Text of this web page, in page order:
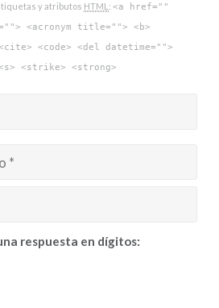
y atributos HTML :<a href=""
<acronym title=""> <b>
<code> <del datetime="">
<strike> <strong>
respuesta en dígitos: